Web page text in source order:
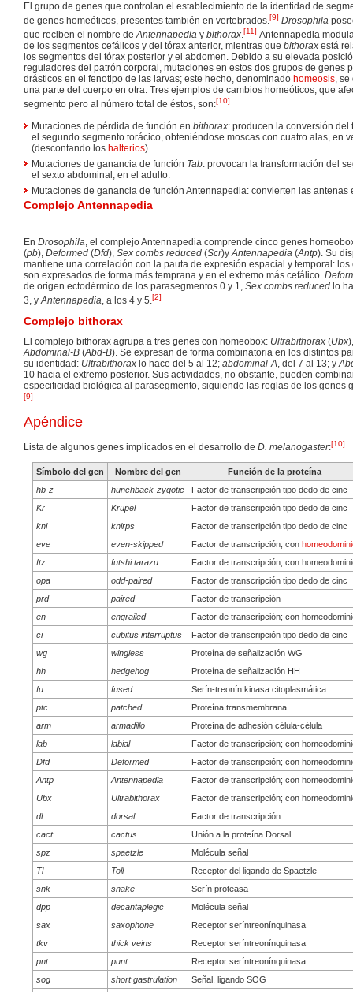
El grupo de genes que controlan el establecimiento de la identidad de
de genes homeóticos, presentes también en vertebrados.[9] Drosophila
que reciben el nombre deAntennapedia y bithorax.[11] Antennapedia
de los segmentos cefálicos y del tórax anterior, mientras que bithorax está
los segmentos del tórax posterior y el abdomen. Debido a su elevada
reguladores del patrón corporal, mutaciones en estos dos grupos de genes
drásticos en el fenotipo de las larvas; este hecho, denominado homeosis, se
una parte del cuerpo en otra. Tres ejemplos de cambios homeóticos, que
segmento pero al número total de éstos, son:[10]
Mutaciones de pérdida de función en bithorax: producen la conversión
el segundo segmento torácico, obteniéndose moscas con cuatro alas, en
(descontando los halterios).
Mutaciones de ganancia de función Tab: provocan la transformación del
el sexto abdominal, en el adulto.
Mutaciones de ganancia de función Antennapedia: convierten las antenas
Complejo Antennapedia
En Drosophila, el complejo Antennapedia comprende cinco genes
(pb), Deformed (Dfd), Sex combs reduced (Scr)yAntennapedia (Antp). Su
mantiene una correlación con la pauta de expresión espacial y temporal:
son expresados de forma más temprana y en el extremo más cefálico.
de origen ectodérmico de los parasegmentos 0 y 1, Sex combs reduced lo
3, yAntennapedia, a los 4 y 5.[2]
Complejo bithorax
El complejo bithorax agrupa a tres genes con homeobox: Ultrabithorax (Ubx
Abdominal-B (Abd-B). Se expresan de forma combinatoria en los distintos
su identidad: Ultrabithorax lo hace del 5 al 12; abdominal-A, del 7 al 13; y
10 hacia el extremo posterior. Sus actividades, no obstante, pueden
especificidad biológica al parasegmento, siguiendo las reglas de los genes
[9]
Apéndice
Lista de algunos genes implicados en el desarrollo de D. melanogaster:[10]
Símbolo del gen Nombre del gen
Función de la proteína
hb-z
hunchback-zygotic
Factor de transcripción tipo dedo de cinc
Kr
Krüpel
Factor de transcripción tipo dedo de cinc
kni
knirps
Factor de transcripción tipo dedo de cinc
eve
even-skipped Factor de transcripción; con
ftz
futshi tarazu
Factor de transcripción; con
opa
odd-paired
Factor de transcripción tipo dedo de cinc
prd
paired
Factor de transcripción
en
engrailed
Factor de transcripción; con
ci
cubitus interruptus
Factor de transcripción tipo dedo de cinc
wg
wingless
Proteína de señalización WG
hh
hedgehog
Proteína de señalización HH
fu
fused
Serín-treonín kinasa citoplasmática
ptc
patched
Proteína transmembrana
arm
armadillo
Proteína de adhesión célula-célula
lab
labial
Factor de transcripción; con
Dfd
Deformed
Factor de transcripción; con
Antp
Antennapedia
Factor de transcripción; con
Ubx
Ultrabithorax
Factor de transcripción; con
dl
dorsal
Factor de transcripción
cact
cactus
Unión a la proteína Dorsal
spz
spaetzle
Molécula señal
Tl
Toll
Receptor del ligando de Spaetzle
snk
snake
Serín proteasa
dpp
decantaplegic
Molécula señal
sax
saxophone
Receptor seríntreonínquinasa
tkv
thick veins
Receptor seríntreonínquinasa
pnt
punt
Receptor seríntreonínquinasa
sog
short gastrulation
Señal, ligando SOG